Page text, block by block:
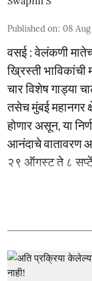
Published on: 08
वसई : वेलंकणी
ख्रिस्ती भाविकांची
चार विशेष गाड्या
तसेच मुंबई महानगर
होणार असून, या
आनंदाचे वातावरण
२९ ऑगस्ट ते ८